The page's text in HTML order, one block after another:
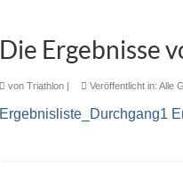
Die Ergebnisse
von Triathlon | Veröffentlicht in: Alle
Ergebnisliste_Durchgang1